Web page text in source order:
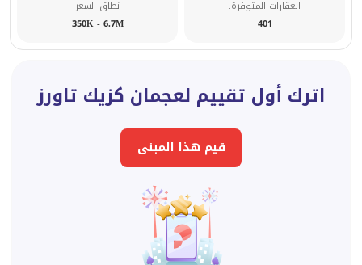
أبراج هورايزون – مبنى المدخل D – مكتب رقم 1509
العقارات المتوفرة.
401
نطاق السعر
350K - 6.7M
اترك أول تقييم لعجمان كزيك تاورز
قيم هذا المبنى